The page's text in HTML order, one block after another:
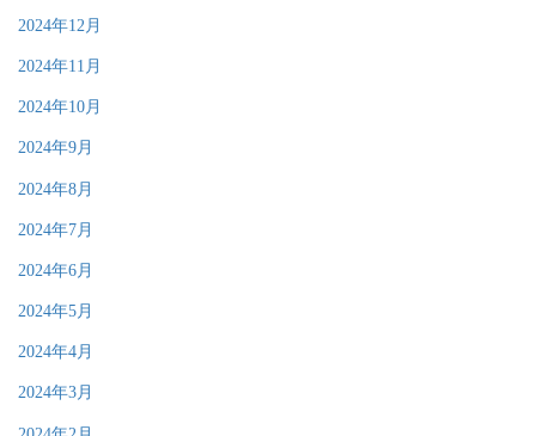
2024年12月
2024年11月
2024年10月
2024年9月
2024年8月
2024年7月
2024年6月
2024年5月
2024年4月
2024年3月